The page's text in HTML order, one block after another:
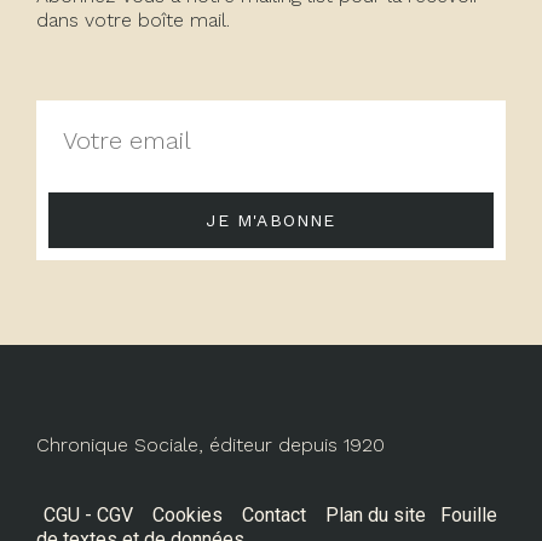
dans votre boîte mail.
JE M'ABONNE
Chronique Sociale, éditeur depuis 1920
CGU - CGV Cookies Contact Plan du site
Fouille